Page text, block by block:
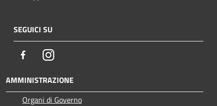
SEGUICI SU
FacebookInstagram
AMMINISTRAZIONE
Organi di Governo